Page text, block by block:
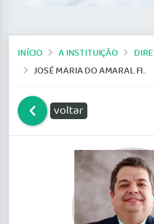
INÍCIO A INSTITUIÇÃO
JOSÉ MARIA DO AMARAL FILHO
voltar